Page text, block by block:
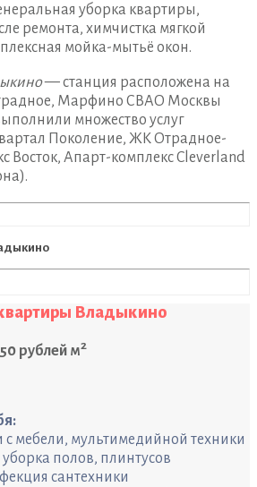
уборка квартиры,
ремонта, химчистка мягкой
мойка-мытьё окон.
— станция расположена на
Марфино СВАО Москвы
множество услуг
Поколение, ЖК Отрадное-
Восток, Апарт-комплекс Cleverland
Владыкино
рублей м2
мебели, мультимедийной техники
полов, плинтусов
сантехники